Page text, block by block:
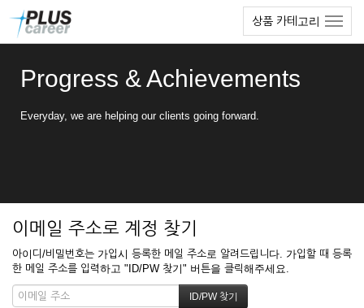
상품 카테고리
Progress & Achievements
Everyday, we are helping our clients going forward.
이메일 주소로 계정 찾기
아이디/비밀번호는 가입시 등록한 메일 주소로 알려드립니다. 가입할 때 등록
한 메일 주소를 입력하고 "ID/PW 찾기" 버튼을 클릭해주세요.